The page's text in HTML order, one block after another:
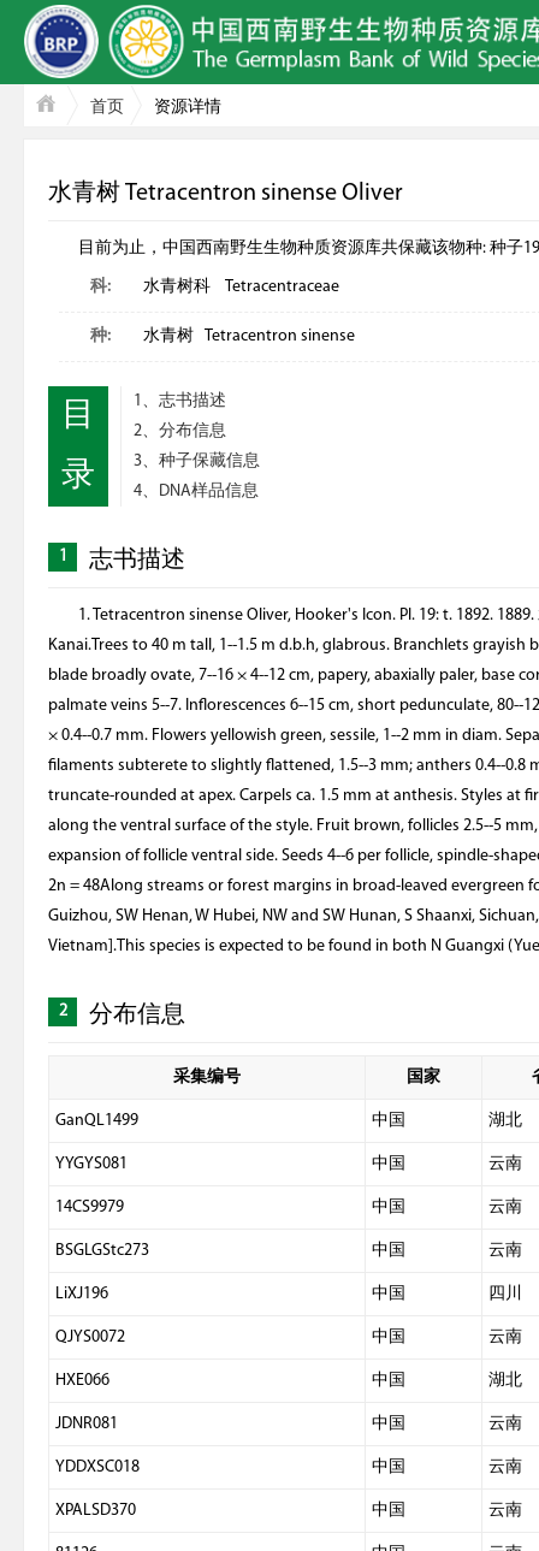
首页 资源详情
水青树 Tetracentron sinense Oliver
目前为止，中国西南野生生物种质资源库共保藏该物种: 种子
科: 水青树科 Tetracentraceae
种: 水青树 Tetracentron sinense
目
录
1、志书描述
2、分布信息
3、种子保藏信息
4、DNA样品信息
1 志书描述
1. Tetracentron sinense Oliver, Hooker's Icon. Pl. 19: t. 1892.
Kanai.Trees to 40 m tall, 1--1.5 m d.b.h, glabrous. Branchlets
blade broadly ovate, 7--16 × 4--12 cm, papery, abaxially paler,
palmate veins 5--7. Inflorescences 6--15 cm, short pedunculate,
× 0.4--0.7 mm. Flowers yellowish green, sessile, 1--2 mm in diam.
filaments subterete to slightly flattened, 1.5--3 mm; anthers 0.4--0.8
truncate-rounded at apex. Carpels ca. 1.5 mm at anthesis. Styles
along the ventral surface of the style. Fruit brown, follicles 2.5--5
expansion of follicle ventral side. Seeds 4--6 per follicle, spindle-
2n = 48Along streams or forest margins in broad-leaved evergreen
Guizhou, SW Henan, W Hubei, NW and SW Hunan, S Shaanxi,
Vietnam].This species is expected to be found in both N Guangxi
2 分布信息
采集编号 国家
GanQL1499 中国 湖北
YYGYS081 中国 云南
14CS9979 中国 云南
BSGLGStc273 中国 云南
LiXJ196 中国 四川
QJYS0072 中国 云南
HXE066 中国 湖北
JDNR081 中国 云南
YDDXSC018 中国 云南
XPALSD370 中国 云南